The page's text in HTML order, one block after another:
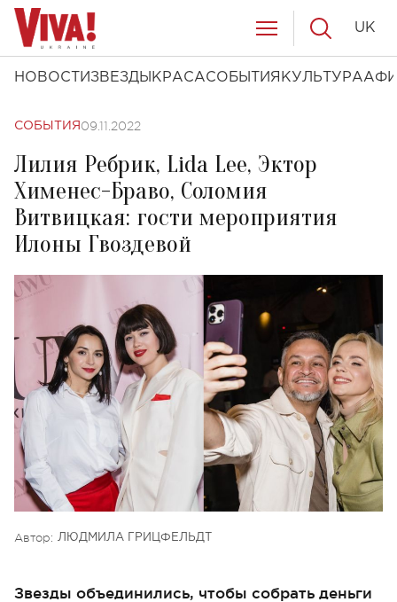
НОВОСТИ ЗВЕЗДЫ КРАСАСОБЫТИЯ КУЛЬТУРА
UK
СОБЫТИЯ 09.11.2022
Лилия Ребрик, Lida Lee, Эктор
Хименес-Браво, Соломия
Витвицкая: гости мероприятия
Илоны Гвоздевой
Автор: ЛЮДМИЛА ГРИЦФЕЛЬДТ
Звезды объединились, чтобы собрать деньги